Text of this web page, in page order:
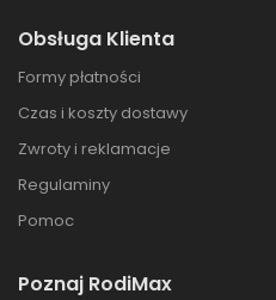
Obsługa Klienta
Formy płatności
Czas i koszty dostawy
Zwroty i reklamacje
Regulaminy
Pomoc
Poznaj RodiMax